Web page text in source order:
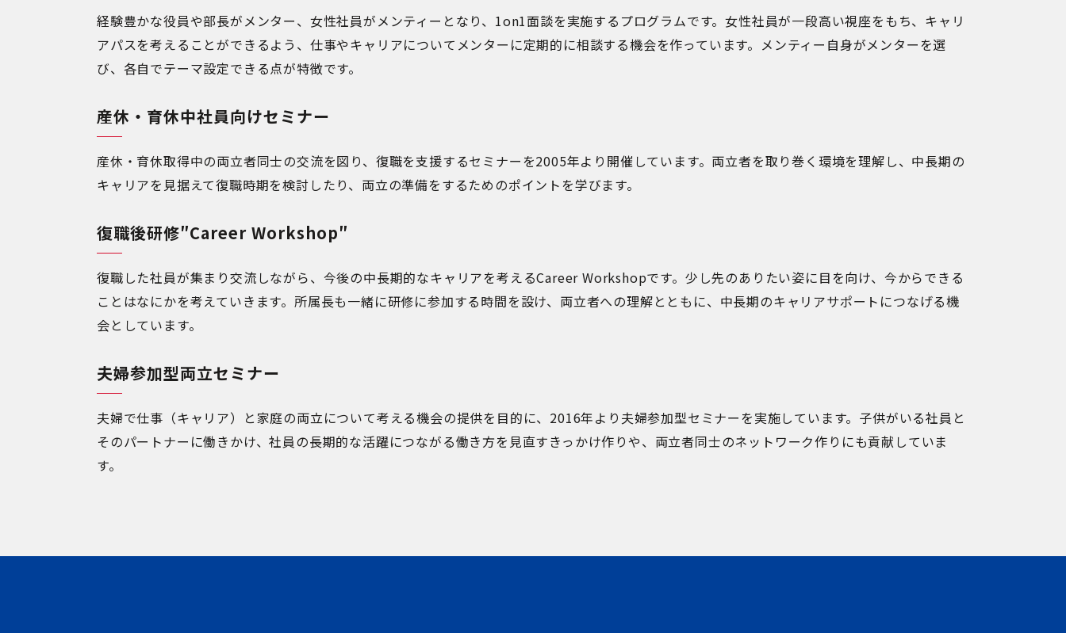
経験豊かな役員や部長がメンター、女性社員がメンティーとなり、1on1面談を実施するプログラムです。女性社員が一段高い視座をもち、キャリ
アパスを考えることができるよう、仕事やキャリアについてメンターに定期的に相談する機会を作っています。メンティー自身がメンターを選
び、各自でテーマ設定できる点が特徴です。
産休・育休中社員向けセミナー
産休・育休取得中の両立者同士の交流を図り、復職を支援するセミナーを2005年より開催しています。両立者を取り巻く環境を理解し、中長期の
キャリアを見据えて復職時期を検討したり、両立の準備をするためのポイントを学びます。
復職後研修″Career Workshop″
復職した社員が集まり交流しながら、今後の中長期的なキャリアを考えるCareer Workshopです。少し先のありたい姿に目を向け、今からできる
ことはなにかを考えていきます。所属長も一緒に研修に参加する時間を設け、両立者への理解とともに、中長期のキャリアサポートにつなげる機
会としています。
夫婦参加型両立セミナー
夫婦で仕事（キャリア）と家庭の両立について考える機会の提供を目的に、2016年より夫婦参加型セミナーを実施しています。子供がいる社員と
そのパートナーに働きかけ、社員の長期的な活躍につながる働き方を見直すきっかけ作りや、両立者同士のネットワーク作りにも貢献していま
す。